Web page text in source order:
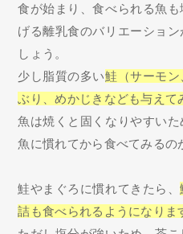
食が始まり、食べられる魚
げる離乳食のバリエーショ
しょう。
少し脂質の多い鮭（サーモン
ぶり、めかじきなども与えて
魚は焼くと固くなりやすい
魚に慣れてから食べてみるの
鮭やまぐろに慣れてきたら、
詰も食べられるようになりま